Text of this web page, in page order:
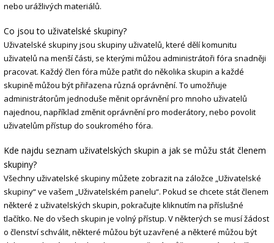
nebo urážlivých materiálů.
Co jsou to uživatelské skupiny?
Uživatelské skupiny jsou skupiny uživatelů, které dělí komunitu
uživatelů na menší části, se kterými můžou administrátoři fóra snadněji
pracovat. Každý člen fóra může patřit do několika skupin a každé
skupině můžou být přiřazena různá oprávnění. To umožňuje
administrátorům jednoduše měnit oprávnění pro mnoho uživatelů
najednou, například změnit oprávnění pro moderátory, nebo povolit
uživatelům přístup do soukromého fóra.
Kde najdu seznam uživatelských skupin a jak se můžu stát členem
skupiny?
Všechny uživatelské skupiny můžete zobrazit na záložce „Uživatelské
skupiny“ ve vašem „Uživatelském panelu“. Pokud se chcete stát členem
některé z uživatelských skupin, pokračujte kliknutím na příslušné
tlačítko. Ne do všech skupin je volný přístup. V některých se musí žádost
o členství schválit, některé můžou být uzavřené a některé můžou být